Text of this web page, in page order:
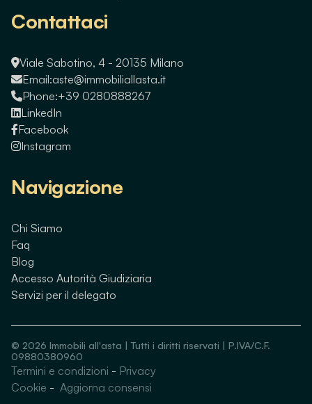
Guarda immobili simili
Contattaci
Viale Sabotino, 4 - 20135 Milano
Email:aste@immobiliallasta.it
Phone:+39 0280888267
LinkedIn
Facebook
Instagram
Navigazione
Chi Siamo
Faq
Blog
Accesso Autorità Giudiziaria
Servizi per il delegato
© 2026 Immobili all'asta | Tutti i diritti riservati | P.IVA/C.F.
09880380960
Termini e condizioni - Privacy
Cookie - Aggiorna consensi